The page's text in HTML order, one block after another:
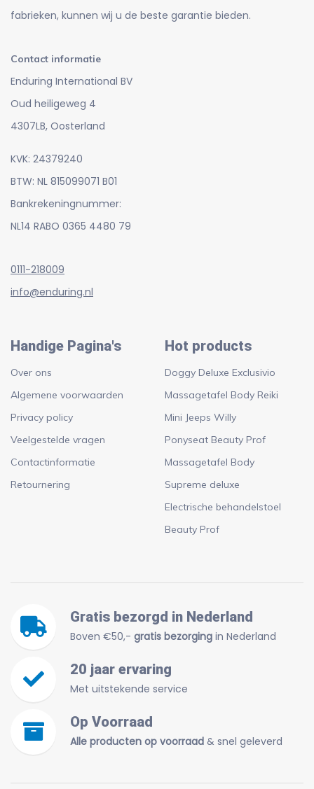
fabrieken, kunnen wij u de beste garantie bieden.
Contact informatie
Enduring International BV
Oud heiligeweg 4
4307LB, Oosterland
KVK: 24379240
BTW: NL 815099071 B01
Bankrekeningnummer:
NL14 RABO 0365 4480 79
0111-218009
info@enduring.nl
Handige Pagina's
Over ons
Algemene voorwaarden
Privacy policy
Veelgestelde vragen
Contactinformatie
Retournering
Hot products
Doggy Deluxe Exclusivio
Massagetafel Body Reiki
Mini Jeeps Willy
Ponyseat Beauty Prof
Massagetafel Body
Supreme deluxe
Electrische behandelstoel
Beauty Prof
Gratis bezorgd in Nederland
Boven €50,- gratis bezorging in Nederland
20 jaar ervaring
Met uitstekende service
Op Voorraad
Alle producten op voorraad & snel geleverd